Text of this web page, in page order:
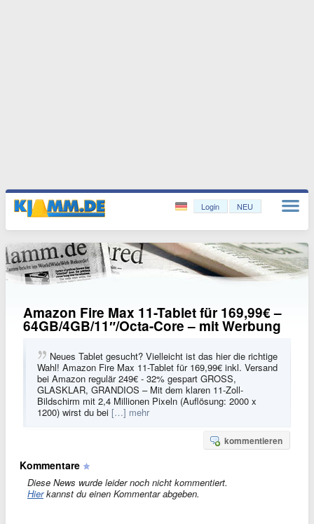
Login NEU
Amazon Fire Max 11-Tablet für 169,99€ –
64GB/4GB/11″/Octa-Core – mit Werbung
Neues Tablet gesucht? Vielleicht ist das hier die richtige
Wahl! Amazon Fire Max 11-Tablet für 169,99€ inkl. Versand
bei Amazon regulär 249€ - 32% gespart GROSS,
GLASKLAR, GRANDIOS – Mit dem klaren 11-Zoll-
Bildschirm mit 2,4 Millionen Pixeln (Auflösung: 2000 x
1200) wirst du bei […] mehr
kommentieren
Kommentare
Diese News wurde leider noch nicht kommentiert.
Hierkannst du einen Kommentar abgeben.